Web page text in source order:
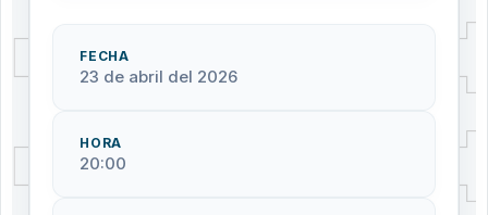
FECHA
23 de abril del 2026
HORA
20:00